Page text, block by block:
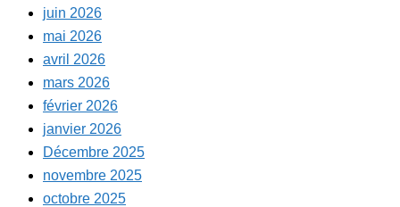
juin 2026
mai 2026
avril 2026
mars 2026
février 2026
janvier 2026
Décembre 2025
novembre 2025
octobre 2025